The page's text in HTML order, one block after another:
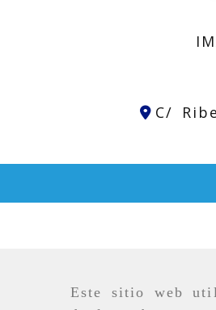
Este sitio web
C/